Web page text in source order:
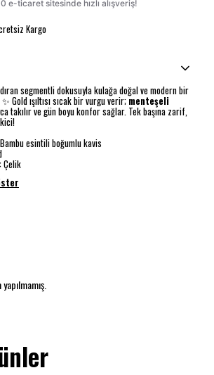
Kargo
segmentli dokusuyla kulağa doğal ve modern bir
Gold ışıltısı sıcak bir vurgu verir;menteşeli
takılır ve gün boyu konfor sağlar. Tek başına zarif,
Bambu esintili boğumlu kavis
Çelik